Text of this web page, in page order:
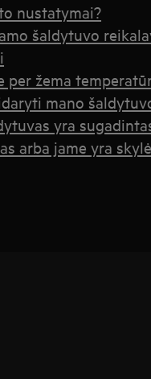
nustatymai?
šaldytuvo
per žema
mano
yra
arba jame yra skylė